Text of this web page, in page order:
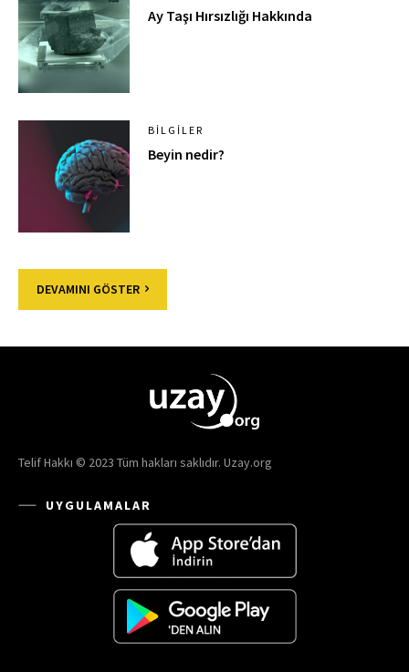
Ay Taşı Hırsızlığı Hakkında
BILGILER
Beyin nedir?
DEVAMINI GÖSTER
Telif Hakkı © 2023 Tüm hakları saklıdır. Uzay.org
UYGULAMALAR